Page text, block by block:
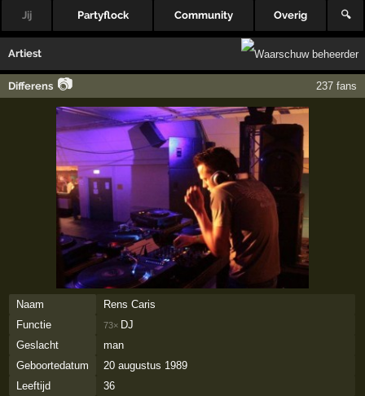
Jij Partyflock Community Overig 🔍
Artiest
Differens 📷 237 fans
Naam
Rens Caris
Functie
73× DJ
Geslacht
man
Geboortedatum
20 augustus 1989
Leeftijd
36